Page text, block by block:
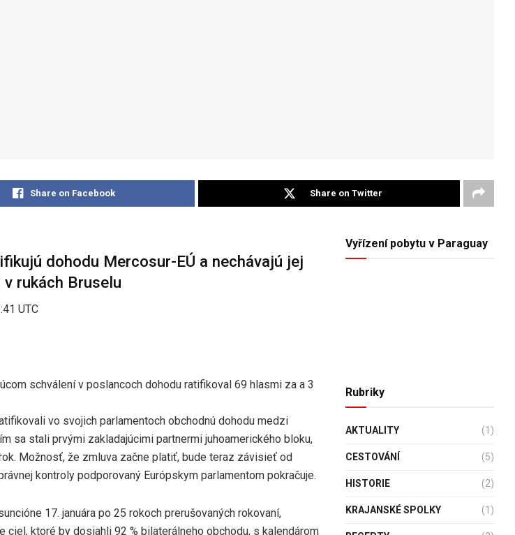
Share on Facebook Share on Twitter
dohodu Mercosur-EÚ a nechávajú jej
rukách Bruselu
UTC
schválení v poslancoch dohodu ratifikoval 69 hlasmi za a 3
vo svojich parlamentoch obchodnú dohodu medzi
sa stali prvými zakladajúcimi partnermi juhoamerického bloku,
Možnosť, že zmluva začne platiť, bude teraz závisieť od
kontroly podporovaný Európskym parlamentom pokračuje.
17. januára po 25 rokoch prerušovaných rokovaní,
ciel, ktoré by dosiahli 92 % bilaterálneho obchodu, s kalendárom
Vyřízení pobytu v Paraguay
Rubriky
AKTUALITY (1)
CESTOVÁNÍ (5)
HISTORIE (2)
KRAJANSKÉ SPOLKY (1)